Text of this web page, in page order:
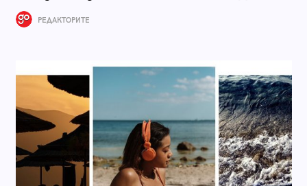
РЕДАКТОРИТЕ